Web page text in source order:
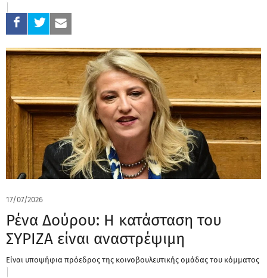
17/07/2026
Ρένα Δούρου: Η κατάσταση του
ΣΥΡΙΖΑ είναι αναστρέψιμη
Είναι υποψήφια πρόεδρος της κοινοβουλευτικής ομάδας του κόμματος